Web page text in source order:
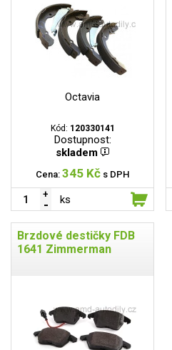
Octavia
Kód: 120330141
Dostupnost:
skladem
Cena: 345 Kč s DPH
ks
Brzdové destičky FDB
1641 Zimmerman